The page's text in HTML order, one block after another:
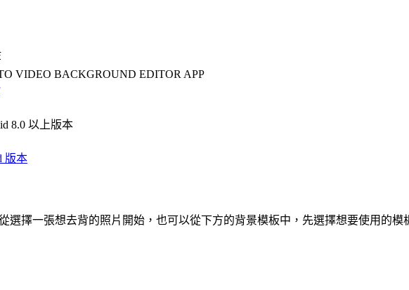
VIDEO BACKGROUND EDITOR APP
8.0 以上版本
版本
選擇一張想去背的照片開始，也可以從下方的背景模板中，先選擇想要使用的